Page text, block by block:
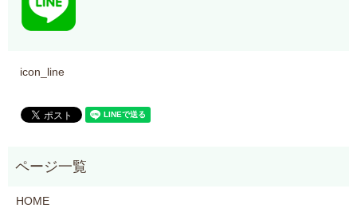
icon_line
HOME